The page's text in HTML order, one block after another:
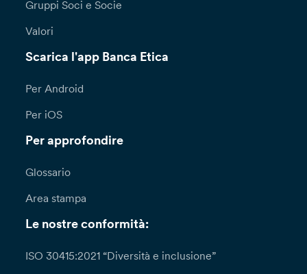
Gruppi Soci e Socie
Valori
Scarica l'app Banca Etica
Per Android
Per iOS
Per approfondire
Glossario
Area stampa
Le nostre conformità:
ISO 30415:2021 “Diversità e inclusione”